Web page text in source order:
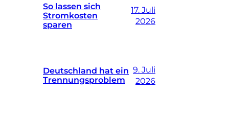
So lassen sich
Stromkosten
sparen
17. Juli
2026
Deutschland hat ein
Trennungsproblem
9. Juli
2026